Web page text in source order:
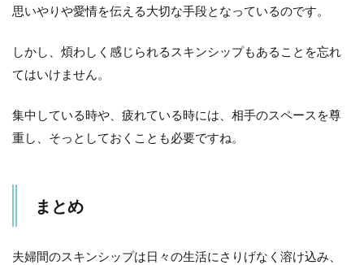
思いやりや愛情を伝える大切な手段となっているのです。
しかし、煩わしく感じられるスキンシップもあることを忘れ
てはいけません。
集中している時や、疲れている時には、相手のスペースを尊
重し、そっとしておくことも必要ですね。
まとめ
夫婦間のスキンシップは日々の生活にさりげなく溶け込み、